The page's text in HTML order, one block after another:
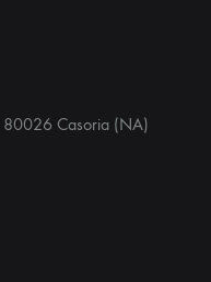
80026 Casoria (NA)